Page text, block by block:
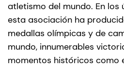
atletismo del mundo. En los
esta asociación ha
medallas olímpicas y de
mundo, innumerables
momentos históricos como